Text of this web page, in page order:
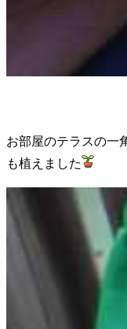
お部屋のテラスの一
も植えました